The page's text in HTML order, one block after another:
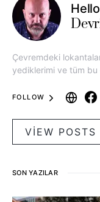
Çevremdeki
yediklerimi ve tüm
FOLLOW
VIEW POSTS
SON YAZILAR